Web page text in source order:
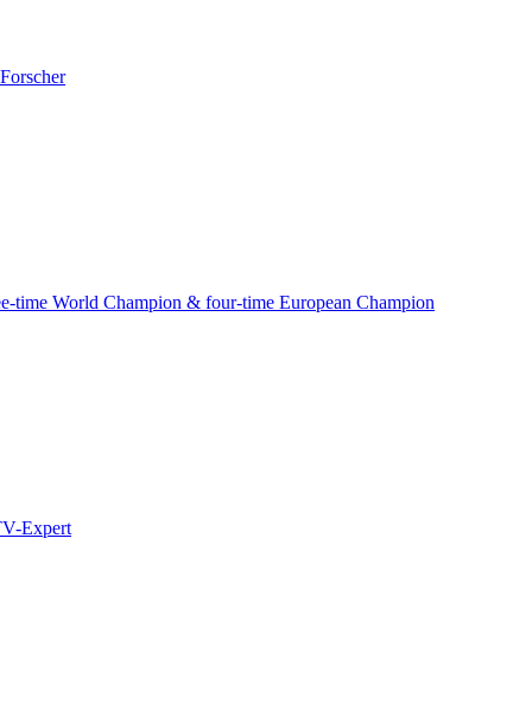
time World Champion & four-time European Champion
Expert